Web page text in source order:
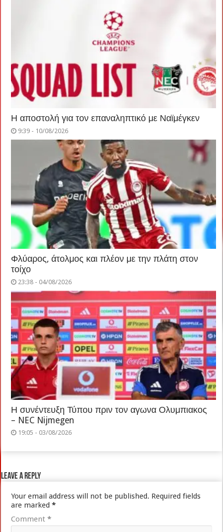
Η αποστολή για τον επαναληπτικό με Ναϊμέγκεν
9:39 - 10/08/2026
Φλύαρος, άτολμος και πλέον με την πλάτη στον
τοίχο
23:38 - 04/08/2026
Η συνέντευξη Τύπου πριν τον αγωνα Ολυμπιακος
– NEC Nijmegen
19:05 - 03/08/2026
Leave a Reply
Your email address will not be published. Required fields
are marked*
Comment*